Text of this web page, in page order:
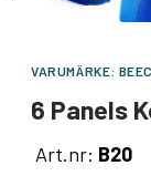
VARUMÄRKE:
6 Panels
Art.nr: B20